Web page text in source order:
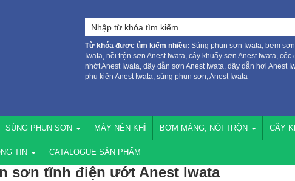
Từ khóa được tìm kiếm nhiều: Súng phun sơn Iwata, bơm
Iwata, nồi trộn sơn Anest Iwata, cây khuấy sơn Anest Iwata, cốc
nhớt Anest Iwata, dây dẫn sơn Anest Iwata, dây dẫn hơi Anest
phụ kiện Anest Iwata, súng phun sơn, Anest Iwata
SÚNG PHUN SƠN MÁY NÉN KHÍ BƠM MÀNG, NỒI TRỘN CÂY
TIN CATALOGUE SẢN PHẨM
sơn tĩnh điện ướt Anest Iwata